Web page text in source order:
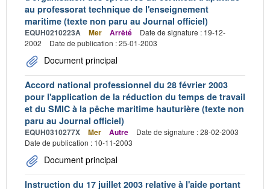
au professorat technique de l'enseignement
maritime (texte non paru au Journal officiel)
EQUH0210223A Mer Arrêté
Date de signature : 19-12-
2002
Date de publication : 25-01-2003
Document principal
Accord national professionnel du 28 février 2003
pour l'application de la réduction du temps de travail
et du SMIC à la pêche maritime hauturière (texte non
paru au Journal officiel)
EQUH0310277X Mer Autre
Date de signature : 28-02-2003
Date de publication : 10-11-2003
Document principal
Instruction du 17 juillet 2003 relative à l'aide portant